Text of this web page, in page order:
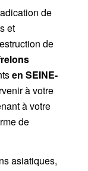
de
et
de
en SEINE-
à votre
à votre
de
asiatiques,